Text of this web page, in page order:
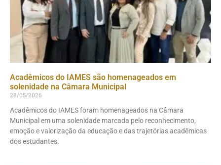
Acadêmicos do IAMES são homenageados em
solenidade na Câmara Municipal
28/05/2026
Acadêmicos do IAMES foram homenageados na Câmara
Municipal em uma solenidade marcada pelo reconhecimento,
emoção e valorização da educação e das trajetórias acadêmicas
dos estudantes.